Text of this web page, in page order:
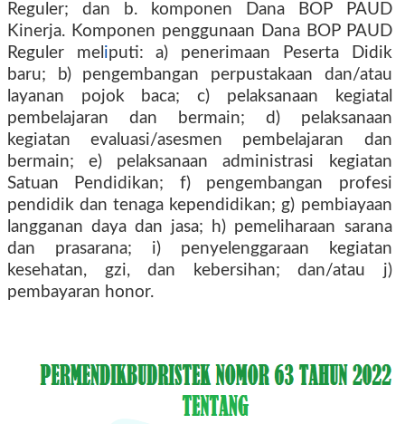
Reguler; dan b. komponen Dana BOP PAUD
Kinerja. Komponen penggunaan Dana BOP PAUD
Reguler mel iputi: a) penerimaan Peserta Didik
baru; b) pengembangan perpustakaan dan/atau
layanan pojok baca; c) pelaksanaan kegiatal
pembelajaran dan bermain; d) pelaksanaan
kegiatan evaluasi/asesmen pembelajaran dan
bermain; e) pelaksanaan administrasi kegiatan
Satuan Pendidikan; f) pengembangan profesi
pendidik dan tenaga kependidikan; g) pembiayaan
langganan daya dan jasa; h) pemeliharaan sarana
dan prasarana; i) penyelenggaraan kegiatan
kesehatan, gzi, dan kebersihan; dan/atau j)
pembayaran honor.